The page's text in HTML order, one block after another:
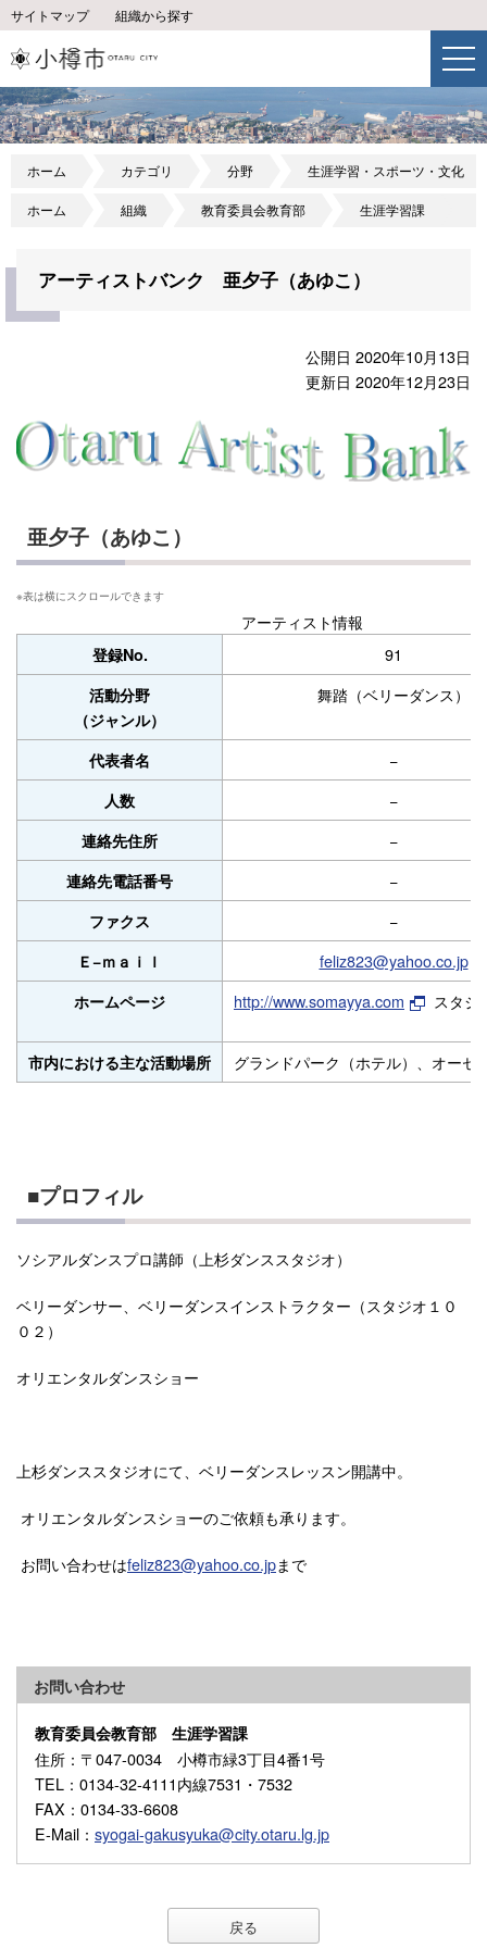
サイトマップ 組織から探す
ホーム カテゴリ 分野 生涯学習・スポーツ・文化
ホーム 組織 教育委員会教育部 生涯学習課
アーティストバンク 亜夕子（あゆこ）
公開日 2020年10月13日
更新日 2020年12月23日
亜夕子（あゆこ）
アーティスト情報
登録No. 91
活動分野
（ジャンル）
舞踏（ベリーダンス）
代表者名 −
人数 −
連絡先住所 −
連絡先電話番号 −
ファクス −
Ｅ−ｍａｉｌ feliz823@yahoo.co.jp
ホームページ http://www.somayya.com スタジ
市内における主な活動場所 グランドパーク（ホテル）、オーセ
■プロフィル
ソシアルダンスプロ講師（上杉ダンススタジオ）
ベリーダンサー、ベリーダンスインストラクター（スタジオ１０
０２）
オリエンタルダンスショー
上杉ダンススタジオにて、ベリーダンスレッスン開講中。
オリエンタルダンスショーのご依頼も承ります。
お問い合わせはfeliz823@yahoo.co.jpまで
お問い合わせ
教育委員会教育部 生涯学習課
住所 ：〒047-0034 小樽市緑3丁目4番1号
TEL ：0134-32-4111内線7531・7532
FAX ：0134-33-6608
E-Mail ： syogai-gakusyuka@city.otaru.lg.jp
戻る